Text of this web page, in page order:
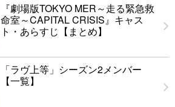
『劇場版TOKYO MER～走る緊急救
命室～CAPITAL CRISIS』キャス
ト・あらすじ【まとめ】
「ラヴ上等」シーズン2メンバー
【一覧】